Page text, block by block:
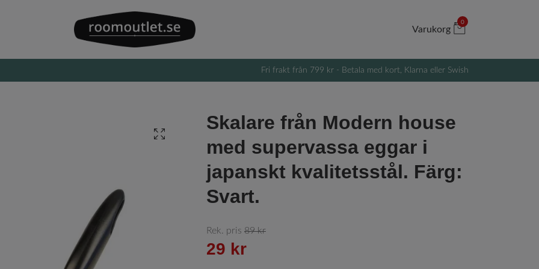
Varukorg
0
Fri frakt från 799 kr - Betala med kort, Klarna eller Swish
Skalare från Modern house
med supervassa eggar i
japanskt kvalitetsstål. Färg:
Svart.
Rek. pris 89 kr
29 kr